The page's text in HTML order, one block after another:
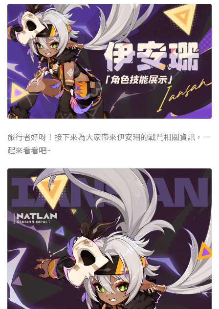
旅行者好呀！接下來為大家帶來伊安珊的戰鬥相關資訊，一
起來看看吧~